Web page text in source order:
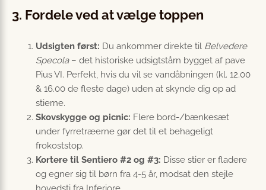
3. Fordele ved at vælge toppen
Udsigten først: Du ankommer direkte til Belvedere
Specola– det historiske udsigtstårn bygget af pave
Pius VI. Perfekt, hvis du vil se vandåbningen (kl. 12.00
& 16.00 de fleste dage) uden at skynde dig op ad
stierne.
Skovskygge og picnic: Flere bord-/bænkesæt
under fyrretræerne gør det til et behageligt
frokoststop.
Kortere til Sentiero #2 og #3: Disse stier er fladere
og egner sig til børn fra 4-5 år, modsat den stejle